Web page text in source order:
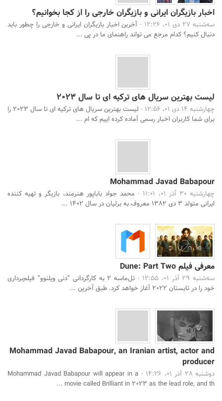
اخبار بازیگران ایرانی و بازیگران خارجی را از کجا بخوانیم؟
سه‌شنبه 27 دی 01، 12:26 -
آخرین اخبار بازیگران ایرانی و خارجی را چطور باید
دنبال کنیم؟ کدام مرجع می تواند راهنمای ما در پی ...
لیست بهترین سریال های ترکیه ای تا سال 2023
چهارشنبه 14 دی 01، 12:56 -
لیست بهترین سریال های ترکیه ای تا سال 2023 را
برای شما کاربران اخبار رسمی آماده کرده اییم که ام ...
Mohammad Javad Babapour
چهارشنبه 30 آذر 01، 11:01 -
محمد جواد باباپور هنرمند، بازیگر و تهیه کننده
ایرانی متولد 3 دی 1382 معروف به برلیان در سال 1402 ...
معرفی فیلم Dune: Part Two
سه‌شنبه 29 آذر 01، 12:55 -
تل‌ماسه ۲ به کارگردانی “دنی ویلنوو” فیلم‌برداری
خود را در تابستان 2022 آغاز خواهد کرد. طبق آخرین ...
Mohammad Javad Babapour, an Iranian artist, actor and
producer
دوشنبه 28 آذر 01، 14:26 -
Mohammad Javad Babapour will appear in a
movie called Brilliant in 2023 as the lead role, and th ...